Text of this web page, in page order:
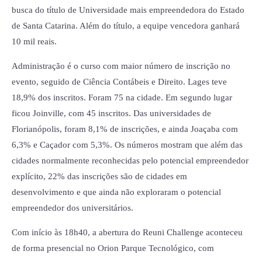
busca do título de Universidade mais empreendedora do Estado
de Santa Catarina. Além do título, a equipe vencedora ganhará
10 mil reais.
Administração é o curso com maior número de inscrição no
evento, seguido de Ciência Contábeis e Direito. Lages teve
18,9% dos inscritos. Foram 75 na cidade. Em segundo lugar
ficou Joinville, com 45 inscritos. Das universidades de
Florianópolis, foram 8,1% de inscrições, e ainda Joaçaba com
6,3% e Caçador com 5,3%. Os números mostram que além das
cidades normalmente reconhecidas pelo potencial empreendedor
explícito, 22% das inscrições são de cidades em
desenvolvimento e que ainda não exploraram o potencial
empreendedor dos universitários.
Com início às 18h40, a abertura do Reuni Challenge aconteceu
de forma presencial no Orion Parque Tecnológico, com